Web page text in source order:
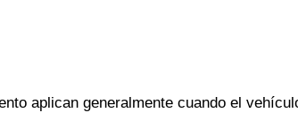
aplican generalmente cuando el